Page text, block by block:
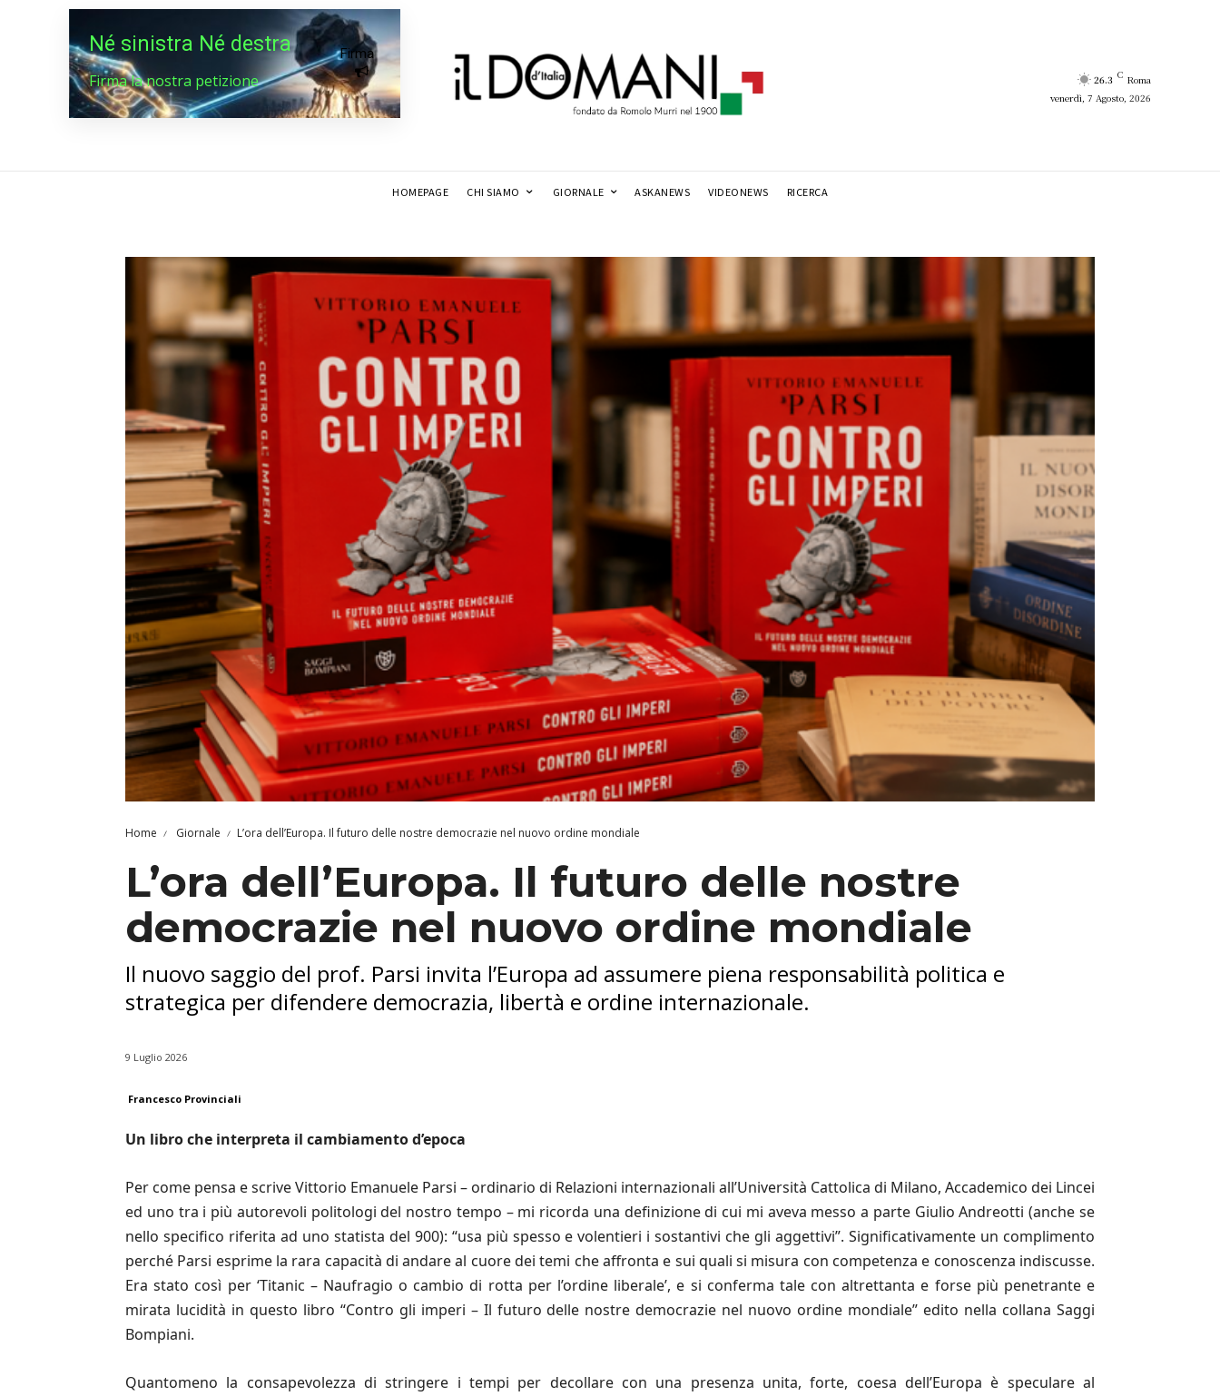
Né sinistra Né destra
Firma la nostra petizione
Firma
26.3 C Roma
venerdì, 7 Agosto, 2026
HOMEPAGE CHI SIAMO GIORNALE ASKANEWS VIDEONEWS RICERCA
Home Giornale L’ora dell’Europa. Il futuro delle nostre democrazie nel nuovo ordine mondiale
L’ora dell’Europa. Il futuro delle nostre
democrazie nel nuovo ordine mondiale
Il nuovo saggio del prof. Parsi invita l’Europa ad assumere piena responsabilità politica e
strategica per difendere democrazia, libertà e ordine internazionale.
9 Luglio 2026
Francesco Provinciali
Un libro che interpreta il cambiamento d’epoca
Per come pensa e scrive Vittorio Emanuele Parsi – ordinario di Relazioni internazionali all’Università Cattolica di Milano, Accademico dei Lincei
ed uno tra i più autorevoli politologi del nostro tempo – mi ricorda una definizione di cui mi aveva messo a parte Giulio Andreotti (anche se
nello specifico riferita ad uno statista del 900): “usa più spesso e volentieri i sostantivi che gli aggettivi”. Significativamente un complimento
perché Parsi esprime la rara capacità di andare al cuore dei temi che affronta e sui quali si misura con competenza e conoscenza indiscusse.
Era stato così per ‘Titanic – Naufragio o cambio di rotta per l’ordine liberale’, e si conferma tale con altrettanta e forse più penetrante e
mirata lucidità in questo libro “Contro gli imperi – Il futuro delle nostre democrazie nel nuovo ordine mondiale” edito nella collana Saggi
Bompiani.
Quantomeno la consapevolezza di stringere i tempi per decollare con una presenza unita, forte, coesa dell’Europa è speculare al